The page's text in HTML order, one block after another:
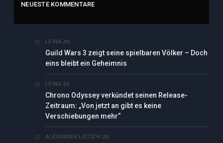
NEUESTE KOMMENTARE
LEYAA zu
Guild Wars 3 zeigt seine spielbaren Völker – Doch
eins bleibt ein Geheimnis
LEYAA zu
Chrono Odyssey verkündet seinen Release-
Zeitraum: „Von jetzt an gibt es keine
Verschiebungen mehr“
ALEXANDER LEITSCH zu